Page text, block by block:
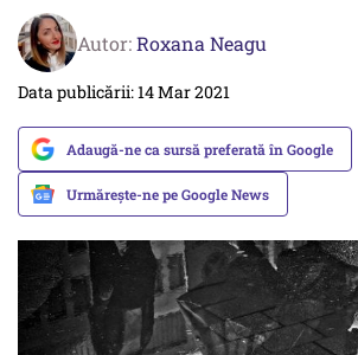
Autor:Roxana Neagu
Data publicării: 14 Mar 2021
Adaugă-ne ca sursă preferată în Google
Urmărește-ne pe Google News